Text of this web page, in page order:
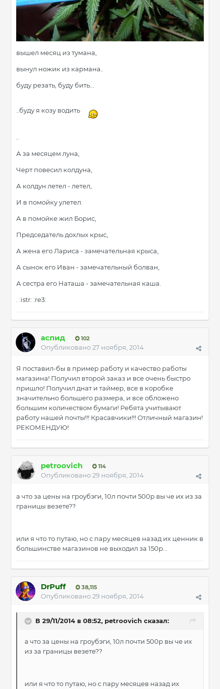
вышел месяц из тумана,
вынул ножик из кармана..
буду резать, буду бить...
..буду я козу водить
..
А за месяцем луна,
Черт повесил колдуна,
А колдун летел - летел,
И в помойку улетел.
А в помойке жил Борис,
Председатель дохлых крыс,
А жена его Лариса - замечательная крыса,
А сынок его Иван - замечательный болван,
А сестра его Наташа - замечательная каша.
. :istr: :re3:
аспид 102
Опубликовано27 ноября, 2014
Я поставил-бы в пример работу и качество работы
магазина! Получил второй заказ и все очень быстро
пришло! Получил днат и таймер, все в коробке
значительно большего размера, и все обложено
большим количеством бумаги! Ребята учитывают
работу нашей почты!!! Красавчики!!! Отличный магазин!
РЕКОМЕНДУЮ!
petroovich 114
Опубликовано29 ноября, 2014
а что за цены на гроубэги, 10л почти 500р вы че их из за
границы везете??
или я что то путаю, но с пару месяцев назад их ценник в
большинстве магазинов не выходил за 150р...
DrPuff 38,115
Опубликовано29 ноября, 2014
В 29/11/2014 в 08:52, petroovich сказал:
а что за цены на гроубэги, 10л почти 500р вы че их
из за границы везете??
или я что то путаю, но с пару месяцев назад их